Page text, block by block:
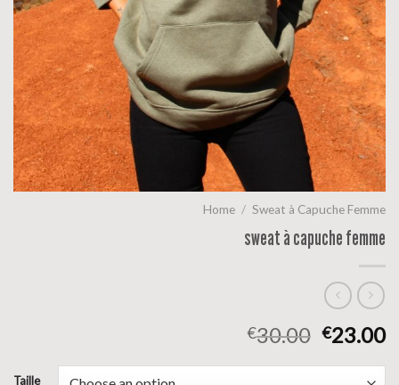
Home / Sweat à Capuche Femme
sweat à capuche femme
€30.00 €23.00
Taille